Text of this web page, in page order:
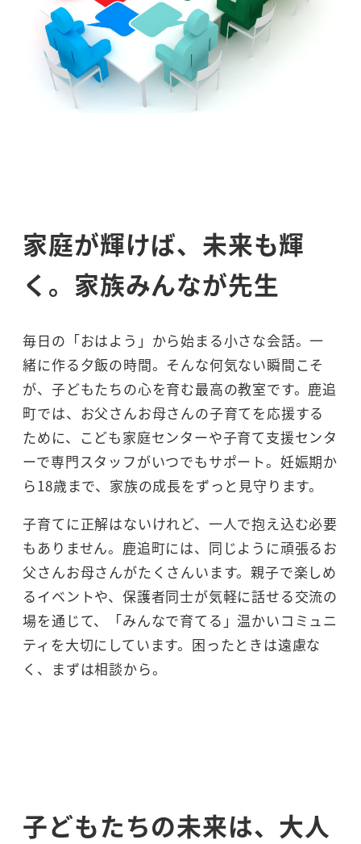
家庭が輝けば、未来も輝
く。家族みんなが先生
毎日の「おはよう」から始まる小さな会話。一
緒に作る夕飯の時間。そんな何気ない瞬間こそ
が、子どもたちの心を育む最高の教室です。鹿追
町では、お父さんお母さんの子育てを応援する
ために、こども家庭センターや子育て支援センタ
ーで専門スタッフがいつでもサポート。妊娠期か
ら18歳まで、家族の成長をずっと見守ります。
子育てに正解はないけれど、一人で抱え込む必要
もありません。鹿追町には、同じように頑張るお
父さんお母さんがたくさんいます。親子で楽しめ
るイベントや、保護者同士が気軽に話せる交流の
場を通じて、「みんなで育てる」温かいコミュニ
ティを大切にしています。困ったときは遠慮な
く、まずは相談から。
子どもたちの未来は、大人